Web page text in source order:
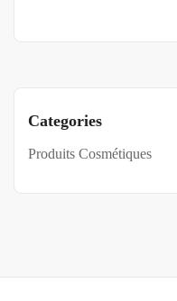
Categories
Produits Cosmétiques